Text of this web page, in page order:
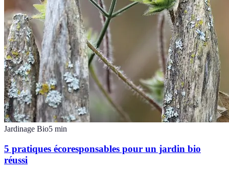
Jardinage Bio5 min
5 pratiques écoresponsables pour un jardin bio
réussi